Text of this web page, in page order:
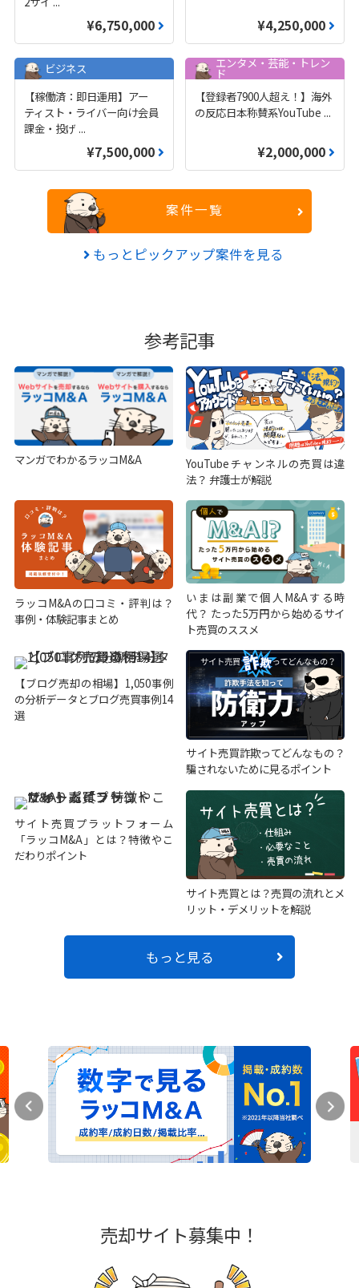
¥6,750,000 ¥4,250,000
ビジネス
【稼働済：即日運用】アー
ティスト・ライバー向け会員
課金・投げ ...
¥7,500,000
エンタメ・芸能・トレン
ド
【登録者7900人超え！】海外
の反応日本称賛系YouTube ...
¥2,000,000
案件一覧
もっとピックアップ案件を見る
参考記事
マンガでわかるラッコM&A
YouTubeチャンネルの売買は違
法？ 弁護士が解説
ラッコM&Aの口コミ・評判は？
事例・体験記事まとめ
いまは副業で個人M&Aする時
代？ たった5万円から始めるサイ
ト売買のススメ
【ブログ売却の相場】1,050事例
の分析データとブログ売買事例14
選
サイト売買詐欺ってどんなもの？
騙されないために見るポイント
サイト売買プラットフォーム
「ラッコM&A」とは？特徴やこ
だわりポイント
サイト売買とは？売買の流れとメ
リット・デメリットを解説
もっと見る
売却サイト募集中！